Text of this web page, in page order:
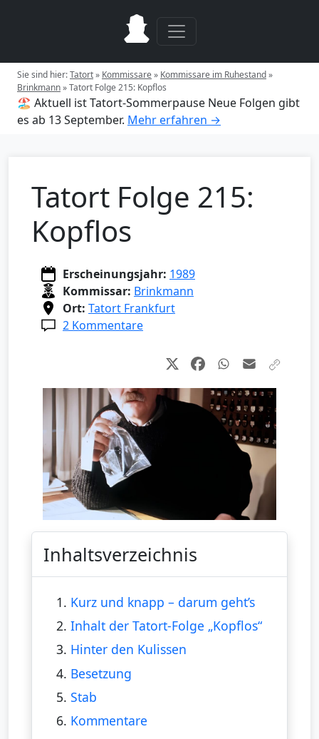
Sie sind hier:Tatort» Kommissare» Kommissare im Ruhestand»
Brinkmann»Tatort Folge 215: Kopflos
🏖️ Aktuell ist Tatort-Sommerpause Neue Folgen gibt
es ab 13 September. Mehr erfahren →
Tatort Folge 215:
Kopflos
Erscheinungsjahr: 1989
Kommissar: Brinkmann
Ort: Tatort Frankfurt
2 Kommentare
Inhaltsverzeichnis
1. Kurz und knapp – darum geht’s
2. Inhalt der Tatort-Folge „Kopflos“
3. Hinter den Kulissen
4. Besetzung
5. Stab
6. Kommentare